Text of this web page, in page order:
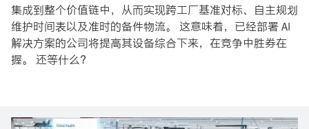
集成到整个价值链中，从而实现跨工厂基准对标、自主规划
维护时间表以及准时的备件物流。 这意味着，已经部署 AI
解决方案的公司将提高其设备综合下来，在竞争中胜券在
握。 还等什么？